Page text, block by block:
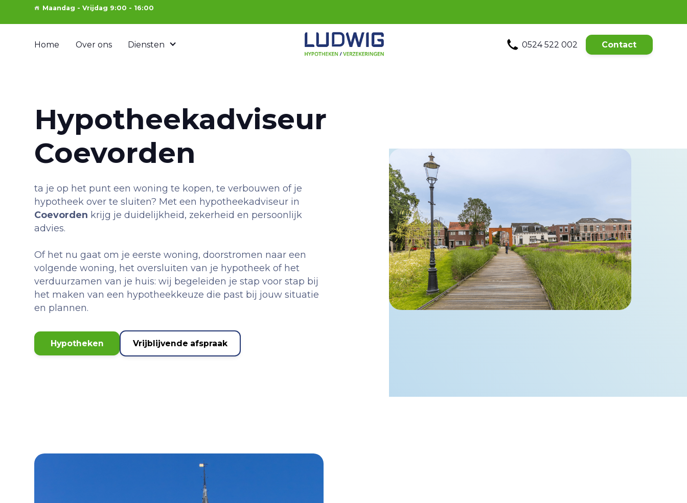
Maandag - Vrijdag 9:00 - 16:00
Home Over ons Diensten 0524 522 002 Contact
Hypotheekadviseur
Coevorden
ta je op het punt een woning te kopen, te verbouwen of je
hypotheek over te sluiten? Met een hypotheekadviseur in
Coevorden krijg je duidelijkheid, zekerheid en persoonlijk
advies.
Of het nu gaat om je eerste woning, doorstromen naar een
volgende woning, het oversluiten van je hypotheek of het
verduurzamen van je huis: wij begeleiden je stap voor stap bij
het maken van een hypotheekkeuze die past bij jouw situatie
en plannen.
Hypotheken Vrijblijvende afspraak